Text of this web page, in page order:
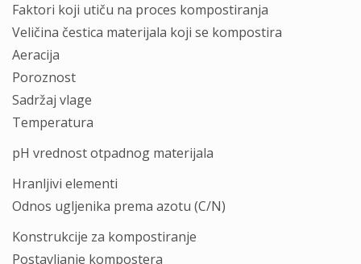
Faktori koji utiču na proces kompostiranja
Veličina čestica materijala koji se kompostira
Aeracija
Poroznost
Sadržaj vlage
Temperatura
pH vrednost otpadnog materijala
Hranljivi elementi
Odnos ugljenika prema azotu (C/N)
Konstrukcije za kompostiranje
Postavljanje kompostera